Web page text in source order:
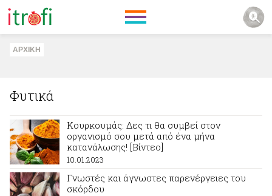
ΑΡΧΙΚΗ
Φυτικά
Κουρκουμάς: Δες τι θα συμβεί στον
οργανισμό σου μετά από ένα μήνα
κατανάλωσης! [Βίντεο]
10.01.2023
Γνωστές και άγνωστες παρενέργειες του
σκόρδου